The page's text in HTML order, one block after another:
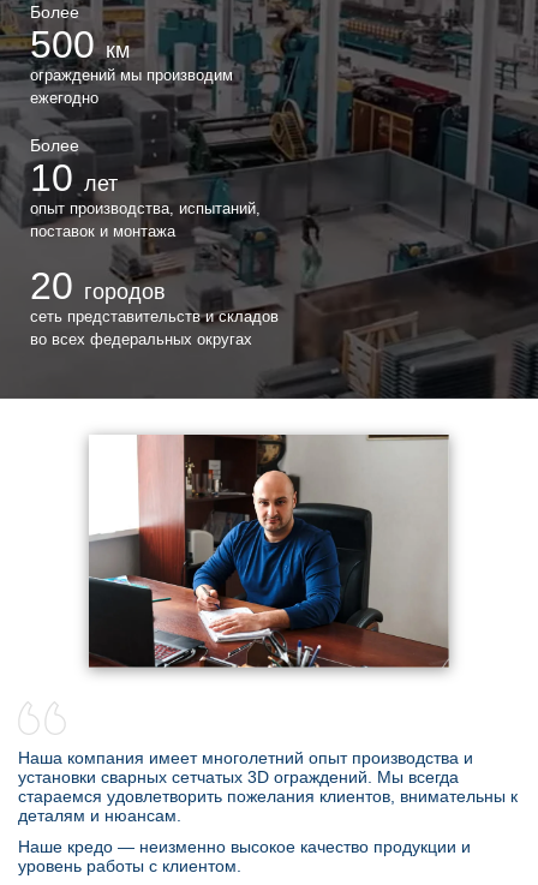
Более
500км
ограждений мы производим
ежегодно
Более
10 лет
опыт производства, испытаний,
поставок и монтажа
20 городов
сеть представительств и складов
во всех федеральных округах
Наша компания имеет многолетний опыт производства и
установки сварных сетчатых 3D ограждений. Мы всегда
стараемся удовлетворить пожелания клиентов, внимательны к
деталям и нюансам.
Наше кредо — неизменно высокое качество продукции и
уровень работы с клиентом.